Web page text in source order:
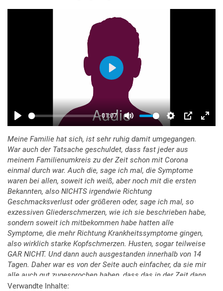
Meine Familie hat sich, ist sehr ruhig damit umgegangen.
War auch der Tatsache geschuldet, dass fast jeder aus
meinem Familienumkreis zu der Zeit schon mit Corona
einmal durch war. Auch die, sage ich mal, die Symptome
waren bei allen, soweit ich weiß, aber noch mit die ersten
Bekannten, also NICHTS irgendwie Richtung
Geschmacksverlust oder größeren oder, sage ich mal, so
exzessiven Gliederschmerzen, wie ich sie beschrieben habe,
sondern soweit ich mitbekommen habe hatten alle
Symptome, die mehr Richtung Krankheitssymptome gingen,
also wirklich starke Kopfschmerzen. Husten, sogar teilweise
GAR NICHT. Und dann auch ausgestanden innerhalb von 14
Tagen. Daher war es von der Seite auch einfacher, da sie mir
alle auch gut zugesprochen haben, dass das in der Zeit dann
auch wieder abflacht, weil es war halt bei jedem so.
Verwandte Inhalte